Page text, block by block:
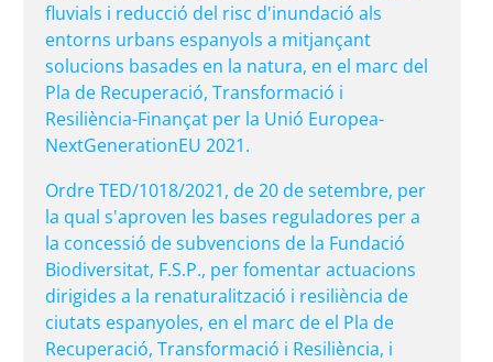
fluvials i reducció del risc d'inundació als
entorns urbans espanyols a mitjançant
solucions basades en la natura, en el marc del
Pla de Recuperació, Transformació i
Resiliència-Finançat per la Unió Europea-
NextGenerationEU 2021.
Ordre TED/1018/2021, de 20 de setembre, per
la qual s'aproven les bases reguladores per a
la concessió de subvencions de la Fundació
Biodiversitat, F.S.P., per fomentar actuacions
dirigides a la renaturalització i resiliència de
ciutats espanyoles, en el marc de el Pla de
Recuperació, Transformació i Resiliència, i